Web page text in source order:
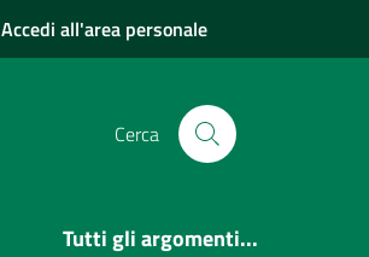
Accedi all'area personale
Cerca
Tutti gli argomenti...